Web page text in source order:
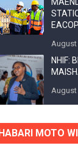
UTOAJI WA
10.5 CHUO
NANE
EACOP
August
NHIF:
August
MOTO